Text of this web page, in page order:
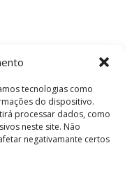
tecnologias como
do dispositivo.
processar dados, como
neste site. Não
negativamante certos